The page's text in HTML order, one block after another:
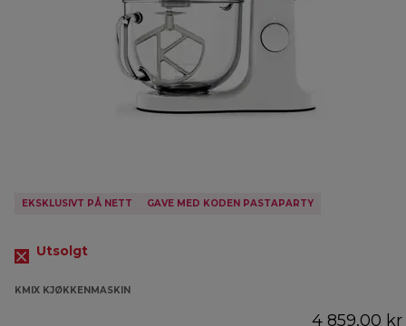
EKSKLUSIVT PÅ NETT GAVE MED KODEN PASTAPARTY
Utsolgt
KMIX KJØKKENMASKIN
4 859,00 kr